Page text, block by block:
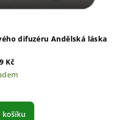
difuzéru Andělská láska
Kč
košíku